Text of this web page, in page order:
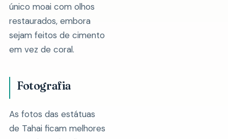
único moai com olhos
restaurados, embora
sejam feitos de cimento
em vez de coral.
Fotografia
As fotos das estátuas
de Tahai ficam melhores